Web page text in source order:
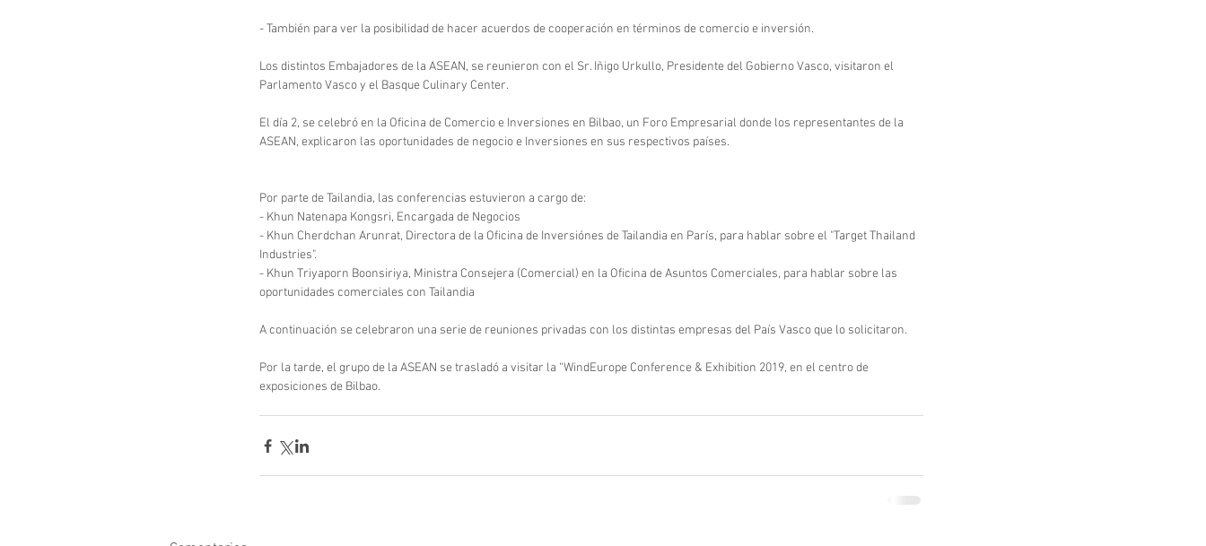
- También para ver la posibilidad de hacer acuerdos de cooperación en términos de comercio e inversión.
Los distintos Embajadores de la ASEAN, se reunieron con el Sr. Iñigo Urkullo, Presidente del Gobierno Vasco, visitaron el
Parlamento Vasco y el Basque Culinary Center.
El día 2, se celebró en la Oficina de Comercio e Inversiones en Bilbao, un Foro Empresarial donde los representantes de la
ASEAN, explicaron las oportunidades de negocio e Inversiones en sus respectivos países.
Por parte de Tailandia, las conferencias estuvieron a cargo de:
- Khun Natenapa Kongsri, Encargada de Negocios
- Khun Cherdchan Arunrat, Directora de la Oficina de Inversiónes de Tailandia en París, para hablar sobre el "Target Thailand
Industries".
- Khun Triyaporn Boonsiriya, Ministra Consejera (Comercial) en la Oficina de Asuntos Comerciales, para hablar sobre las
oportunidades comerciales con Tailandia
A continuación se celebraron una serie de reuniones privadas con los distintas empresas del País Vasco que lo solicitaron.
Por la tarde, el grupo de la ASEAN se trasladó a visitar la “WindEurope Conference & Exhibition 2019, en el centro de
exposiciones de Bilbao.